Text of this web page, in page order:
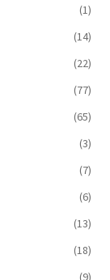
(1)
(14)
(22)
(77)
(65)
(3)
(7)
(6)
(13)
(18)
(9)